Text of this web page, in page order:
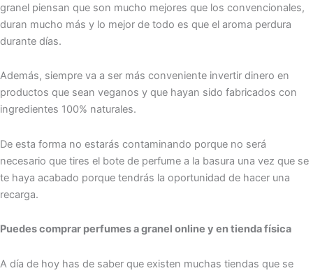
granel piensan que son mucho mejores que los convencionales,
duran mucho más y lo mejor de todo es que el aroma perdura
durante días.
Además, siempre va a ser más conveniente invertir dinero en
productos que sean veganos y que hayan sido fabricados con
ingredientes 100% naturales.
De esta forma no estarás contaminando porque no será
necesario que tires el bote de perfume a la basura una vez que se
te haya acabado porque tendrás la oportunidad de hacer una
recarga.
Puedes comprar perfumes a granel online y en tienda física
A día de hoy has de saber que existen muchas tiendas que se